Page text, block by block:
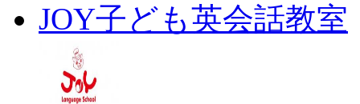
JOY子ども英会話教室